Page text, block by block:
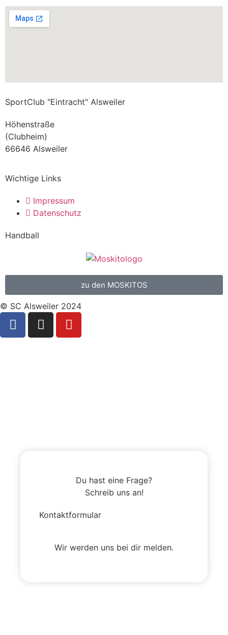
SportClub "Eintracht" Alsweiler
Höhenstraße
(Clubheim)
66646 Alsweiler
Wichtige Links
Impressum
Datenschutz
Handball
zu den MOSKITOS
© SC Alsweiler 2024
Du hast eine Frage?
Schreib uns an!
Kontaktformular
Wir werden uns bei dir melden.